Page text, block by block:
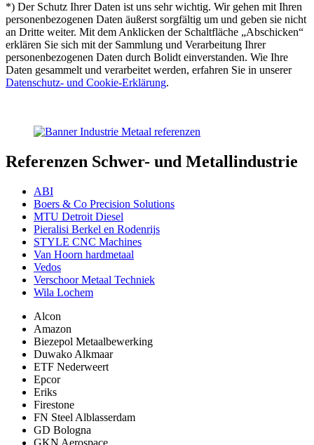
*) Der Schutz Ihrer Daten ist uns sehr wichtig. Wir gehen mit Ihren
personenbezogenen Daten äußerst sorgfältig um und geben sie nicht
an Dritte weiter. Mit dem Anklicken der Schaltfläche „Abschicken“
erklären Sie sich mit der Sammlung und Verarbeitung Ihrer
personenbezogenen Daten durch Bolidt einverstanden. Wie Ihre
Daten gesammelt und verarbeitet werden, erfahren Sie in unserer
Datenschutz- und Cookie-Erklärung.
Referenzen Schwer- und Metallindustrie
ABI
Boers & Co Precision Solutions
MTU Detroit Diesel
Pieralisi Berkel en Rodenrijs
STYLE CNC Machines
Van Hoorn hardmetaal
Vedos
Verschoor Metaal Techniek
Wila Lochem
Alcon
Amazon
Biezepol Metaalbewerking
Duwako Alkmaar
ETF Nederweert
Epcor
Eriks
Firestone
FN Steel Alblasserdam
GD Bologna